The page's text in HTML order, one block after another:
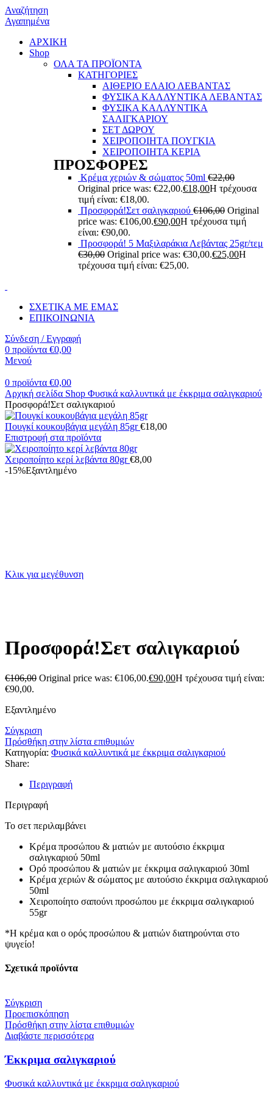
Αναζήτηση
Αγαπημένα
ΑΡΧΙΚΗ
Shop
ΟΛΑ ΤΑ ΠΡΟΪΟΝΤΑ
ΚΑΤΗΓΟΡΙΕΣ
ΑΙΘΕΡΙΟ ΕΛΑΙΟ ΛΕΒΑΝΤΑΣ
ΦΥΣΙΚΑ ΚΑΛΛΥΝΤΙΚΑ ΛΕΒΑΝΤΑΣ
ΦΥΣΙΚΑ ΚΑΛΛΥΝΤΙΚΑ
ΣΑΛΙΓΚΑΡΙΟΥ
ΣΕΤ ΔΩΡΟΥ
ΧΕΙΡΟΠΟΙΗΤΑ ΠΟΥΓΚΙΑ
ΧΕΙΡΟΠΟΙΗΤΑ ΚΕΡΙΑ
ΠΡΟΣΦΟΡΕΣ
Κρέμα χεριών & σώματος 50ml €22,00
Original price was: €22,00.€18,00Η τρέχουσα
τιμή είναι: €18,00.
Προσφορά!Σετ σαλιγκαριού €106,00 Original
price was: €106,00.€90,00Η τρέχουσα τιμή
είναι: €90,00.
Προσφορά! 5 Μαξιλαράκια Λεβάντας 25gr/τεμ
€30,00 Original price was: €30,00.€25,00Η
τρέχουσα τιμή είναι: €25,00.
ΣΧΕΤΙΚΑ ΜΕ ΕΜΑΣ
ΕΠΙΚΟΙΝΩΝΙΑ
Σύνδεση / Εγγραφή
0 προϊόντα €0,00
Μενού
0 προϊόντα €0,00
Αρχική σελίδα Shop Φυσικά καλλυντικά με έκκριμα σαλιγκαριού
Προσφορά!Σετ σαλιγκαριού
Πουγκί κουκουβάγια μεγάλη 85gr€18,00
Επιστροφή στα προϊόντα
Χειροποίητο κερί λεβάντα 80gr€8,00
-15%Εξαντλημένο
Κλικ για μεγέθυνση
Προσφορά!Σετ σαλιγκαριού
€106,00 Original price was: €106,00.€90,00Η τρέχουσα τιμή είναι:
€90,00.
Εξαντλημένο
Σύγκριση
Πρόσθήκη στην λίστα επιθυμιών
Κατηγορία: Φυσικά καλλυντικά με έκκριμα σαλιγκαριού
Share:
Περιγραφή
Περιγραφή
Το σετ περιλαμβάνει
Κρέμα προσώπου & ματιών με αυτούσιο έκκριμα
σαλιγκαριού 50ml
Ορό προσώπου & ματιών με έκκριμα σαλιγκαριού 30ml
Κρέμα χεριών & σώματος με αυτούσιο έκκριμα σαλιγκαριού
50ml
Χειροποίητο σαπούνι προσώπου με έκκριμα σαλιγκαριού
55gr
*Η κρέμα και ο ορός προσώπου & ματιών διατηρούνται στο
ψυγείο!
Σχετικά προϊόντα
Σύγκριση
Προεπισκόπηση
Πρόσθήκη στην λίστα επιθυμιών
Διαβάστε περισσότερα
Έκκριμα σαλιγκαριού
Φυσικά καλλυντικά με έκκριμα σαλιγκαριού